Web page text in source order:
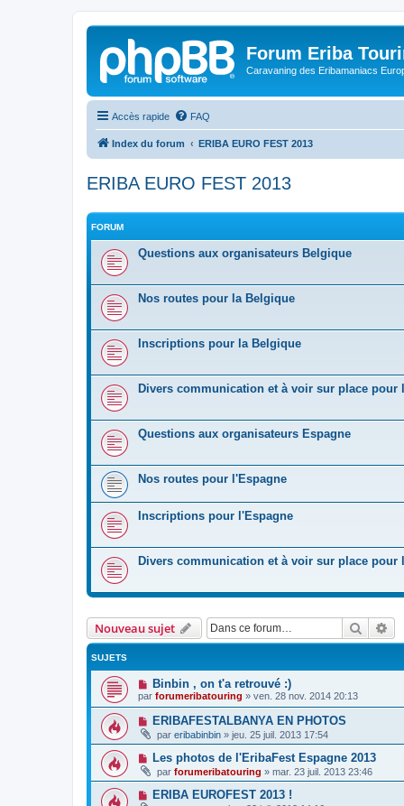
Forum Eriba
Caravaning des Eribamaniacs
Accès rapide FAQ
Index du forum ERIBA EURO FEST 2013
ERIBA EURO FEST 2013
FORUM
Questions aux organisateurs Belgique
Nos routes pour la Belgique
Inscriptions pour la Belgique
Divers communication et à voir sur place pour
Questions aux organisateurs Espagne
Nos routes pour l'Espagne
Inscriptions pour l'Espagne
Divers communication et à voir sur place pour
Nouveau sujet
SUJETS
Binbin , on t'a retrouvé :)
par forumeribatouring » ven. 28 nov. 2014 20:13
ERIBAFESTALBANYA EN PHOTOS
par eribabinbin » jeu. 25 juil. 2013 17:54
Les photos de l'EribaFest Espagne 2013
par forumeribatouring » mar. 23 juil. 2013 23:46
ERIBA EUROFEST 2013 !